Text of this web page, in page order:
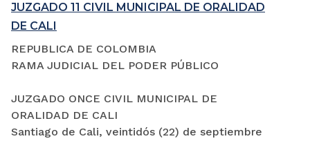
JUZGADO 11 CIVIL MUNICIPAL DE ORALIDAD
DE CALI
REPUBLICA DE COLOMBIA
RAMA JUDICIAL DEL PODER PÚBLICO
JUZGADO ONCE CIVIL MUNICIPAL DE
ORALIDAD DE CALI
Santiago de Cali, veintidós (22) de septiembre